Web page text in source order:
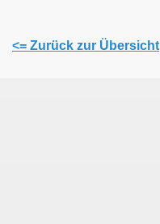
<= Zurück zur Übersicht